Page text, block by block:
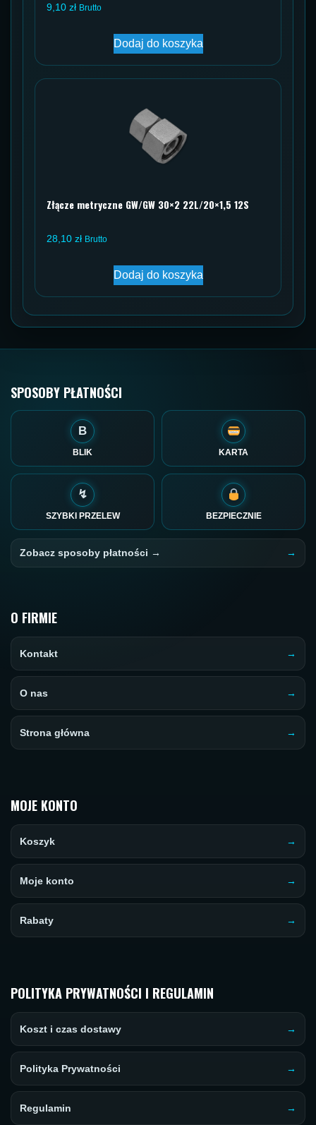
9,10 zł Brutto
Dodaj do koszyka
Złącze metryczne GW/GW 30×2 22L/20×1,5 12S
28,10 zł Brutto
Dodaj do koszyka
SPOSOBY PŁATNOŚCI
B
BLIK KARTA
↯
SZYBKI PRZELEW BEZPIECZNIE
Zobacz sposoby płatności →
O FIRMIE
Kontakt
O nas
Strona główna
MOJE KONTO
Koszyk
Moje konto
Rabaty
POLITYKA PRYWATNOŚCI I REGULAMIN
Koszt i czas dostawy
Polityka Prywatności
Regulamin